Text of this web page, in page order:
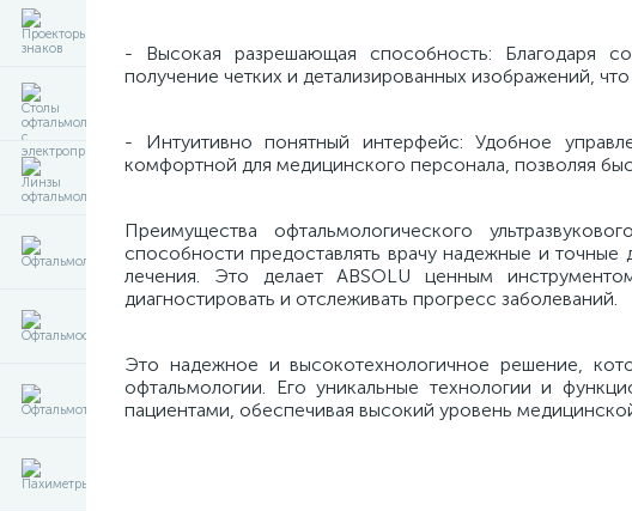
- Высокая разрешающая способность: Благодаря
получение четких и детализированных изображений,
- Интуитивно понятный интерфейс: Удобное
комфортной для медицинского персонала, позволяя
Преимущества офтальмологического
способности предоставлять врачу надежные и
лечения. Это делает ABSOLU ценным
диагностировать и отслеживать прогресс заболеваний.
Это надежное и высокотехнологичное решение,
офтальмологии. Его уникальные технологии и
пациентами, обеспечивая высокий уровень